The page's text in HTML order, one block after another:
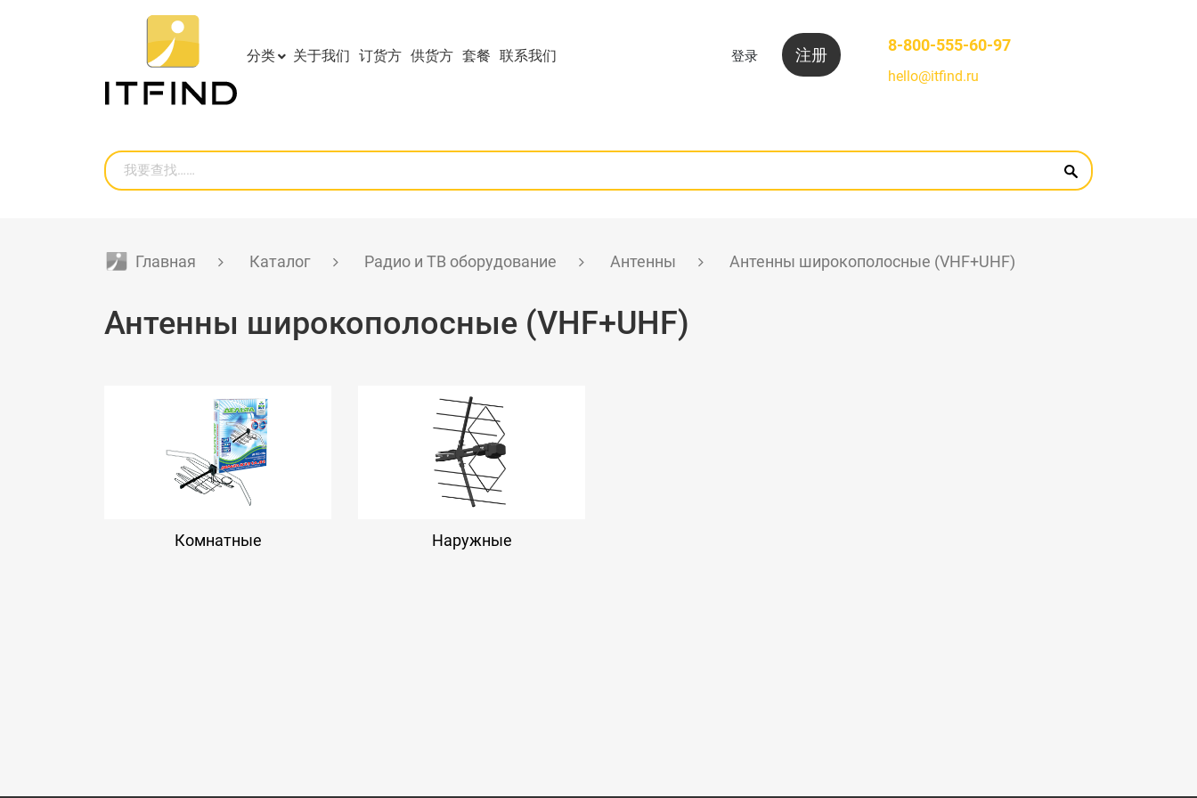
分类 关于我们 订货方 供货方 套餐 联系我们 登录 注册
8-800-555-60-97
hello@itfind.ru
Главная Каталог Радио и ТВ оборудование Антенны Антенны широкополосные (VHF+UHF)
Антенны широкополосные (VHF+UHF)
Комнатные Наружные